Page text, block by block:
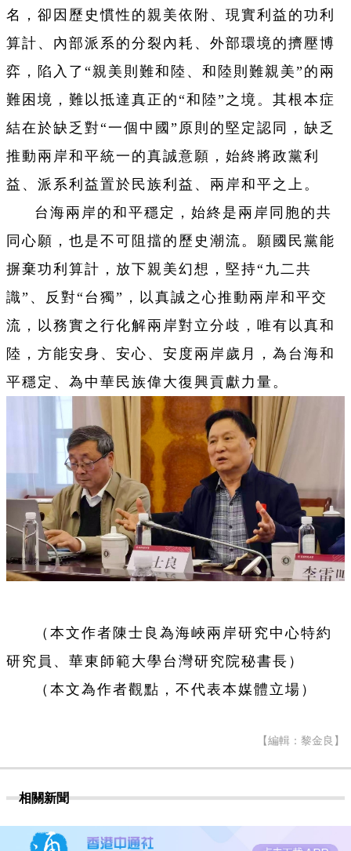
名，卻因歷史慣性的親美依附、現實利益的功利
算計、內部派系的分裂內耗、外部環境的擠壓博
弈，陷入了“親美則難和陸、和陸則難親美”的兩
難困境，難以抵達真正的“和陸”之境。其根本症
結在於缺乏對“一個中國”原則的堅定認同，缺乏
推動兩岸和平統一的真誠意願，始終將政黨利
益、派系利益置於民族利益、兩岸和平之上。
台海兩岸的和平穩定，始終是兩岸同胞的共
同心願，也是不可阻擋的歷史潮流。願國民黨能
摒棄功利算計，放下親美幻想，堅持“九二共
識”、反對“台獨”，以真誠之心推動兩岸和平交
流，以務實之行化解兩岸對立分歧，唯有以真和
陸，方能安身、安心、安度兩岸歲月，為台海和
平穩定、為中華民族偉大復興貢獻力量。
（本文作者陳士良為海峽兩岸研究中心特約
研究員、華東師範大學台灣研究院秘書長）
（本文為作者觀點，不代表本媒體立場）
【編輯：黎金良】
相關新聞